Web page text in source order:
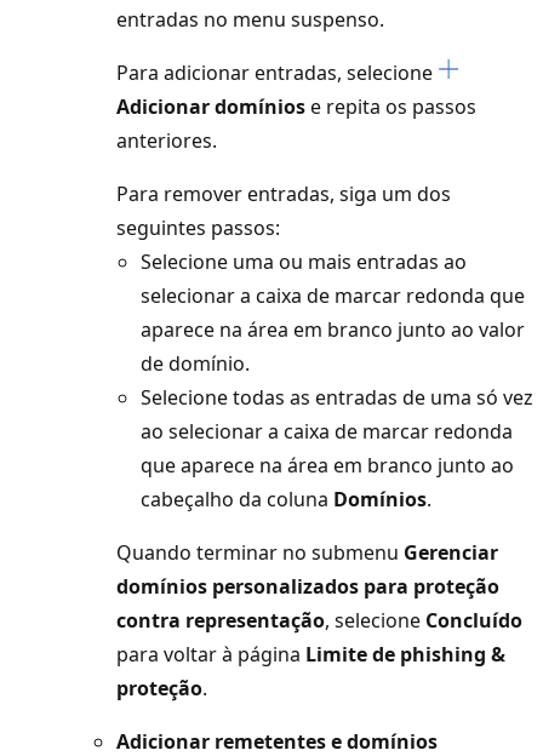
entradas no menu suspenso.
Para adicionar entradas, selecione
Adicionar domíniose repita os passos
anteriores.
Para remover entradas, siga um dos
seguintes passos:
Selecione uma ou mais entradas ao
selecionar a caixa de marcar redonda que
aparece na área em branco junto ao valor
de domínio.
Selecione todas as entradas de uma só vez
ao selecionar a caixa de marcar redonda
que aparece na área em branco junto ao
cabeçalho da coluna Domínios.
Quando terminar no submenu Gerenciar
domínios personalizados para proteção
contra representação, selecione Concluído
para voltar à página Limite de phishing &
proteção.
Adicionar remetentes e domínios